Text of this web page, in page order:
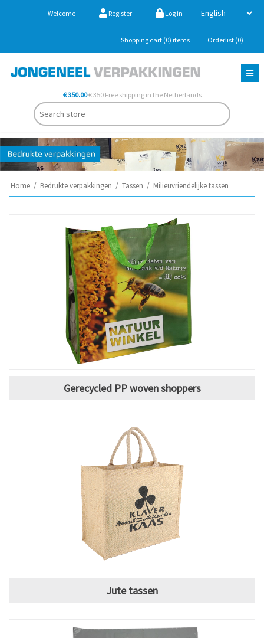
Welcome Register Log in
Shopping cart (0) items Orderlist (0)
€ 350.00€ 350 Free shipping in the Netherlands
Home / Bedrukte verpakkingen / Tassen / Milieuvriendelijke tassen
Gerecycled PP woven shoppers
Jute tassen